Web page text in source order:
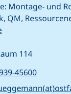
Montage- und
QM,
114
45600(startet